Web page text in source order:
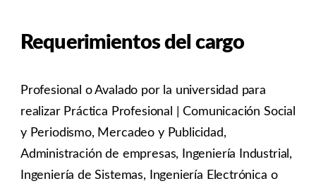
Requerimientos del cargo
Profesional o Avalado por la universidad para
realizar Práctica Profesional | Comunicación Social
y Periodismo, Mercadeo y Publicidad,
Administración de empresas, Ingeniería Industrial,
Ingeniería de Sistemas, Ingeniería Electrónica o